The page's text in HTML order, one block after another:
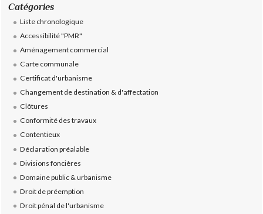
Catégories
Liste chronologique
Accessibilité "PMR"
Aménagement commercial
Carte communale
Certificat d'urbanisme
Changement de destination & d'affectation
Clôtures
Conformité des travaux
Contentieux
Déclaration préalable
Divisions foncières
Domaine public & urbanisme
Droit de préemption
Droit pénal de l'urbanisme